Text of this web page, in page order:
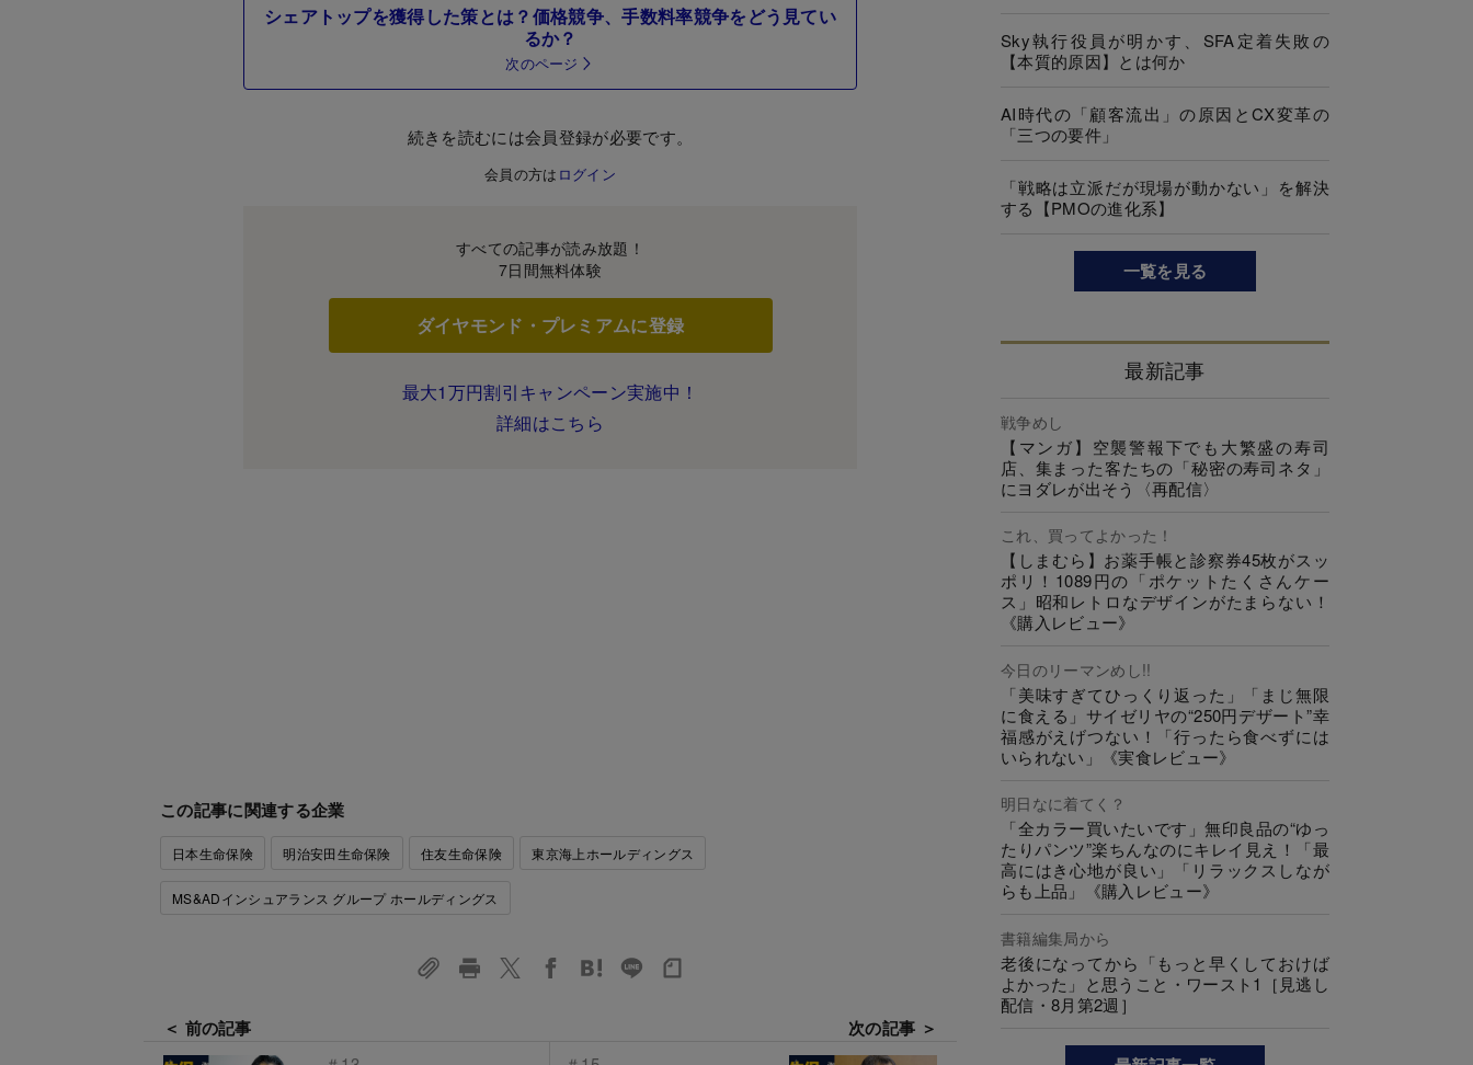
シェアトップを獲得した策とは？価格競争、手数料率競争をどう見てい
るか？
次のページ
続きを読むには会員登録が必要です。
会員の方は ログイン
すべての記事が読み放題！
7日間無料体験
ダイヤモンド・プレミアムに登録
最大1万円割引キャンペーン実施中！
詳細はこちら
この記事に関連する企業
日本生命保険 明治安田生命保険 住友生命保険 東京海上ホールディングス
MS&ADインシュアランス グループ ホールディングス
＜ 前の記事 次の記事 ＞
Sky執行役員が明かす、SFA定着失敗の
【本質的原因】とは何か
AI時代の「顧客流出」の原因とCX変革の
「三つの要件」
「戦略は立派だが現場が動かない」を解決
する【PMOの進化系】
一覧を見る
最新記事
戦争めし
【マンガ】空襲警報下でも大繁盛の寿司
店、集まった客たちの「秘密の寿司ネタ」
にヨダレが出そう〈再配信〉
これ、買ってよかった！
【しまむら】お薬手帳と診察券45枚がスッ
ポリ！1089円の「ポケットたくさんケー
ス」昭和レトロなデザインがたまらない！
《購入レビュー》
今日のリーマンめし!!
「美味すぎてひっくり返った」「まじ無限
に食える」サイゼリヤの“250円デザート”幸
福感がえげつない！「行ったら食べずには
いられない」《実食レビュー》
明日なに着てく？
「全カラー買いたいです」無印良品の“ゆっ
たりパンツ”楽ちんなのにキレイ見え！「最
高にはき心地が良い」「リラックスしなが
らも上品」《購入レビュー》
書籍編集局から
老後になってから「もっと早くしておけば
よかった」と思うこと・ワースト1［見逃し
配信・8月第2週］